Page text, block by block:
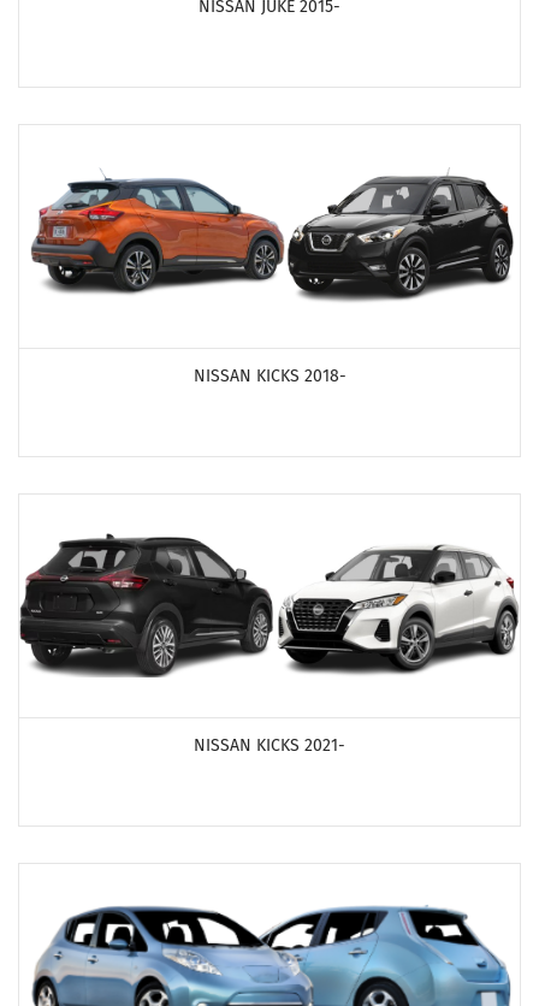
NISSAN JUKE 2015-
NISSAN KICKS 2018-
NISSAN KICKS 2021-